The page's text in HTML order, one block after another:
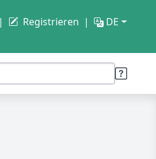
Registrieren DE